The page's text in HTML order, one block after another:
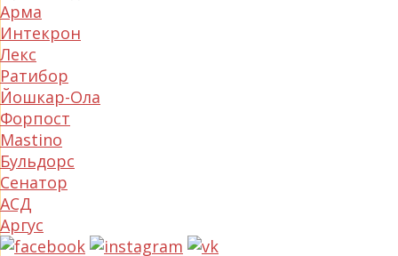
Арма
Интекрон
Лекс
Ратибор
Йошкар-Ола
Форпост
Mastino
Бульдорс
Сенатор
АСД
Аргус